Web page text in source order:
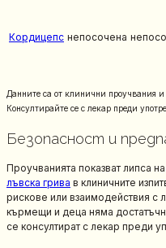
Кордицепс непосочена
Данните са от клинични проучвания
Консултирайте се с лекар преди
Безопасност и
Проучванията показват липса
лъвска грива в клиничните
рискове или взаимодействия с
кърмещи и деца няма
се консултират с лекар преди